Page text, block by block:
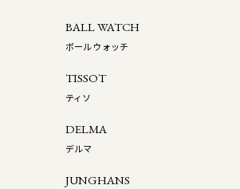
BALL WATCH
ボール ウォッチ
TISSOT
ティソ
DELMA
デルマ
JUNGHANS